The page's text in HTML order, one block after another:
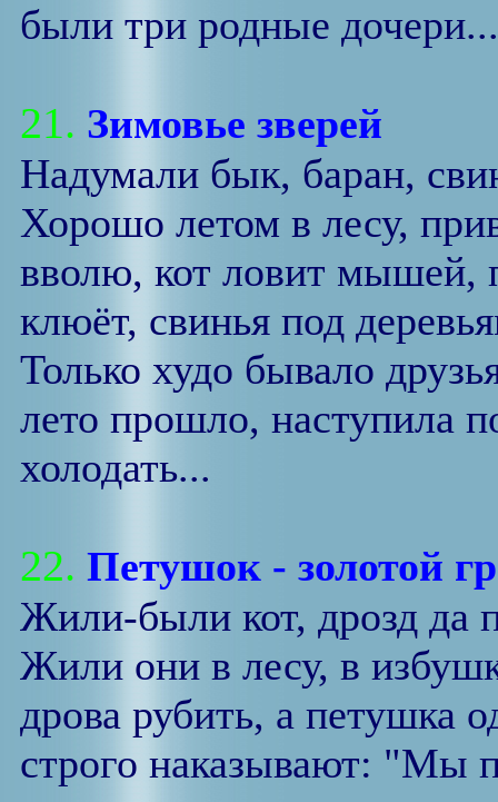
были три родные дочери...
21. Зимовье зверей
Надумали бык, баран,
Хорошо летом в лесу,
вволю, кот ловит мышей,
клюёт, свинья под
Только худо бывало
лето прошло, наступила
холодать...
22. Петушок - золотой
Жили-были кот, дрозд да
Жили они в лесу, в
дрова рубить, а петушка
строго наказывают: "Мы